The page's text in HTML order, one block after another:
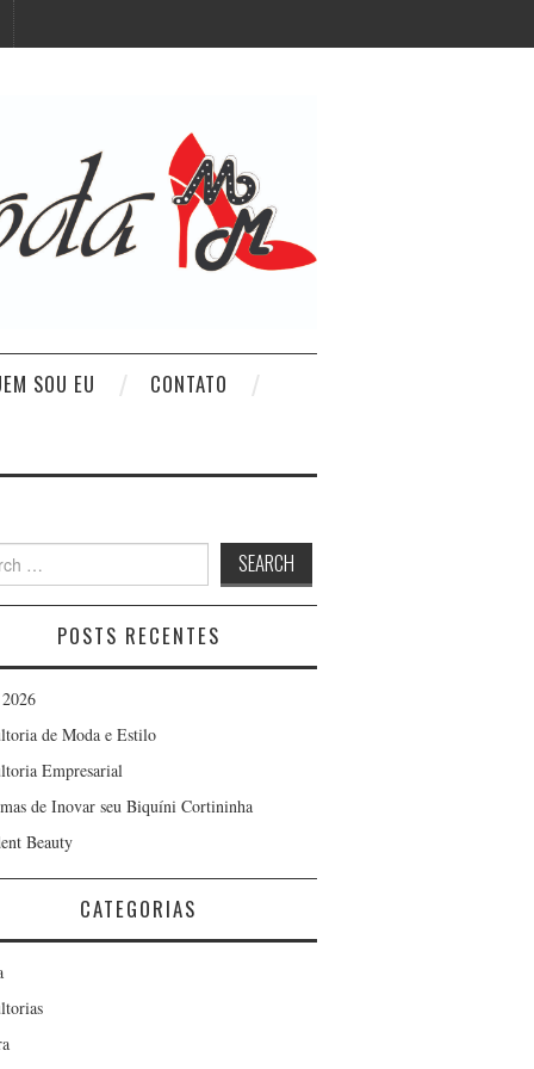
SOU EU
CONTATO
POSTS RECENTES
de Moda e Estilo
Empresarial
de Inovar seu Biquíni Cortininha
Beauty
CATEGORIAS